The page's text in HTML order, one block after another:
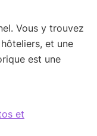
Vous y trouvez
et une
est une
et